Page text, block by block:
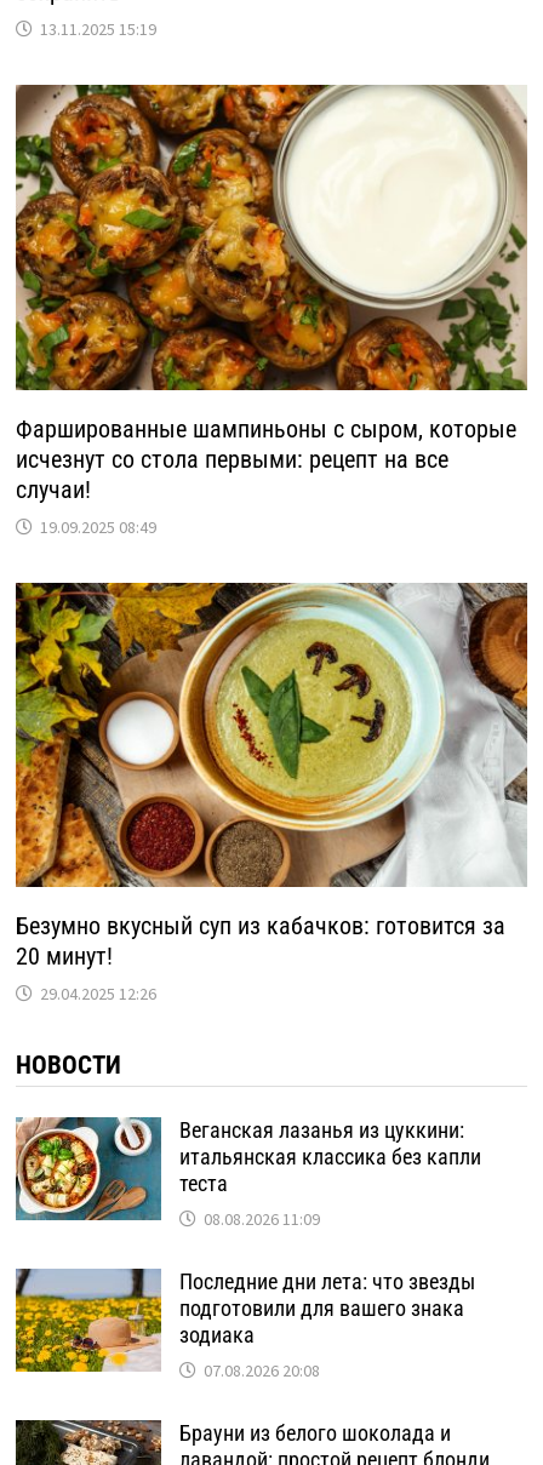
13.11.2025 15:19
Фаршированные шампиньоны с сыром, которые
исчезнут со стола первыми: рецепт на все
случаи!
19.09.2025 08:49
Безумно вкусный суп из кабачков: готовится за
20 минут!
29.04.2025 12:26
НОВОСТИ
Веганская лазанья из цуккини:
итальянская классика без капли
теста
08.08.2026 11:09
Последние дни лета: что звезды
подготовили для вашего знака
зодиака
07.08.2026 20:08
Брауни из белого шоколада и
лавандой: простой рецепт блонди